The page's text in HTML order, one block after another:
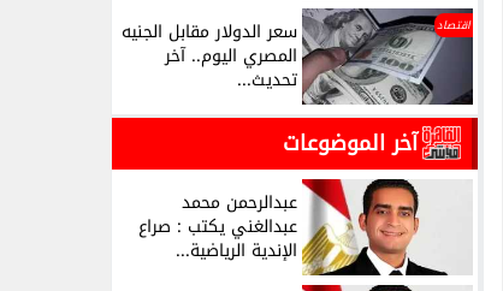
اقتصاد سعر الدولار مقابل الجنيه
المصري اليوم.. آخر
تحديث...
آخر الموضوعات
عبدالرحمن محمد
عبدالغني يكتب : صراع
الإندية الرياضية...